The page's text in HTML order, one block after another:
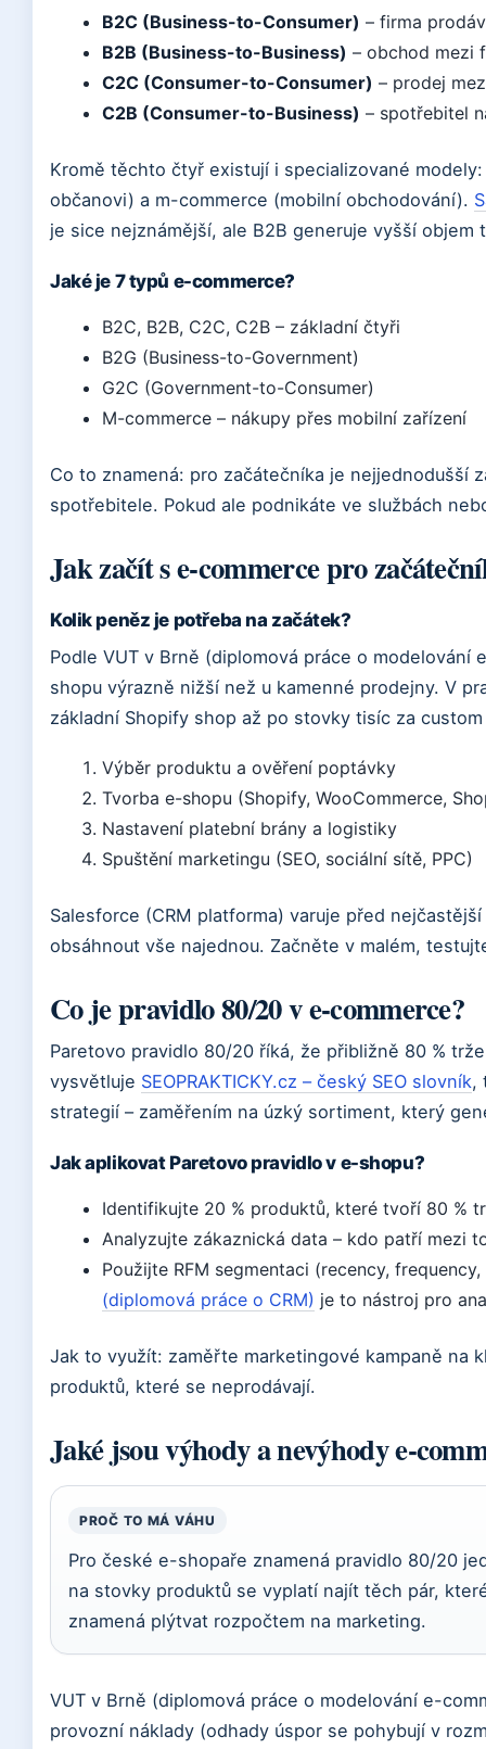
B2C (Business-to-Consumer) – firma
B2B (Business-to-Business) – obchod mezi
C2C (Consumer-to-Consumer) – prodej
C2B (Consumer-to-Business) – spotřebitel
Kromě těchto čtyř existují i specializované
občanovi) a m-commerce (mobilní obchodování).
je sice nejznámější, ale B2B generuje vyšší objem
Jaké je 7 typů e-commerce?
B2C, B2B, C2C, C2B – základní čtyři
B2G (Business-to-Government)
G2C (Government-to-Consumer)
M-commerce – nákupy přes mobilní zařízení
Co to znamená: pro začátečníka je nejjednodušší
spotřebitele. Pokud ale podnikáte ve službách
Jak začít s e-commerce pro
Kolik peněz je potřeba na začátek?
Podle VUT v Brně (diplomová práce o
shopu výrazně nižší než u kamenné prodejny. V
základní Shopify shop až po stovky tisíc za
Výběr produktu a ověření poptávky
Tvorba e-shopu (Shopify, WooCommerce,
Nastavení platební brány a logistiky
Spuštění marketingu (SEO, sociální sítě, PPC)
Salesforce (CRM platforma) varuje před
obsáhnout vše najednou. Začněte v malém,
Co je pravidlo 80/20 v e-commerce?
Paretovo pravidlo 80/20 říká, že přibližně 80 %
vysvětluje SEOPRAKTICKY.cz – český SEO slovník,
strategií – zaměřením na úzký sortiment, který
Jak aplikovat Paretovo pravidlo v e-shopu?
Identifikujte 20 % produktů, které tvoří 80 %
Analyzujte zákaznická data – kdo patří mezi
Použijte RFM segmentaci (recency,
(diplomová práce o CRM) je to nástroj pro
Jak to využít: zaměřte marketingové kampaně na
produktů, které se neprodávají.
Jaké jsou výhody a nevýhody e-
PROČ TO MÁ VÁHU
Pro české e-shopaře znamená pravidlo 80/20
na stovky produktů se vyplatí najít těch pár,
znamená plýtvat rozpočtem na marketing.
VUT v Brně (diplomová práce o modelování e-
provozní náklady (odhady úspor se pohybují v